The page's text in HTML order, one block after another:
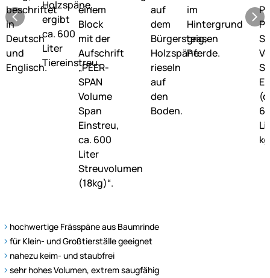
hochwertige Frässpäne aus Baumrinde
für Klein- und Großtierställe geeignet
nahezu keim- und staubfrei
sehr hohes Volumen, extrem saugfähig